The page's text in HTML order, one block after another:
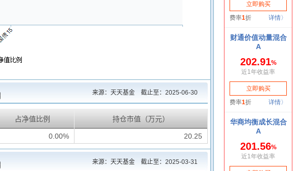
来源：天天基金 截止至： 2025-06-30
占净值比例 持仓市值（万元）
0.00% 20.25
来源：天天基金 截止至： 2025-03-31